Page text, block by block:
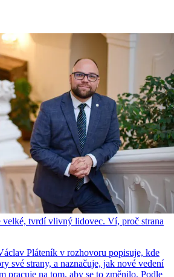
velké, tvrdí vlivný lidovec. Ví, proč strana
Pláteník v rozhovoru popisuje, kde
své strany, a naznačuje, jak nové vedení
pracuje na tom, aby se to změnilo. Podle